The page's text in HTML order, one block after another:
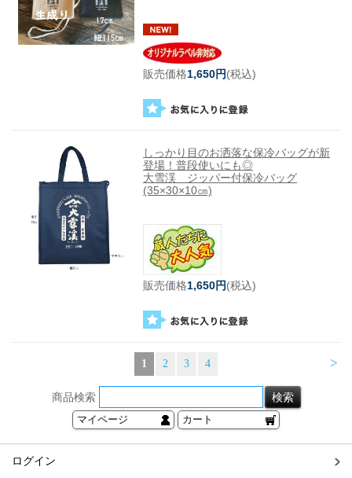
販売価格1,650円(税込)
しっかり目のお洒落な保冷バッグが新
登場！普段使いにも◎
大雪渓 ジッパー付保冷バッグ
(35×30×10㎝)
販売価格1,650円(税込)
>
1 2 3 4
商品検索
マイページ カート
ログイン